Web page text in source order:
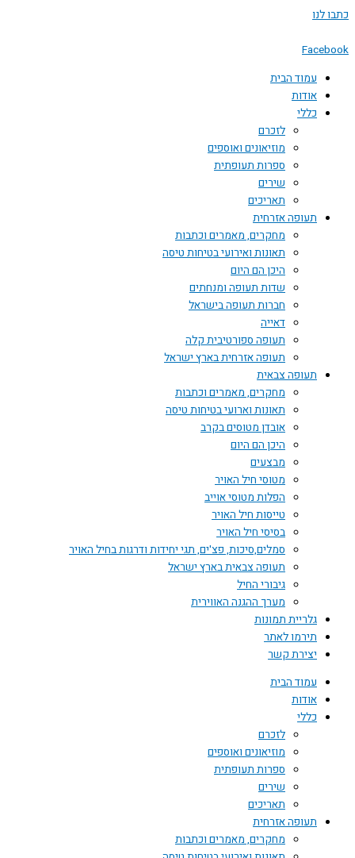
דילוג
כתבו לנו
Facebook
עמוד הבית
אודות
כללי
לזכרם
מוזיאונים ואוספים
ספרות תעופתית
שירים
תאריכים
תעופה אזרחית
מחקרים, מאמרים וכתבות
תאונות ואירועי בטיחות טיסה
היכן הם היום
שדות תעופה ומנחתים
חברות תעופה בישראל
דאייה
תעופה ספורטיבית קלה
תעופה אזרחית בארץ ישראל
תעופה צבאית
מחקרים, מאמרים וכתבות
תאונות וארועי בטיחות טיסה
אובדן מטוסים בקרב
היכן הם היום
מבצעים
מטוסי חיל האויר
הפלות מטוסי אוייב
טייסות חיל האויר
בסיסי חיל האויר
סמלים,סיכות, פצ'ים, תגי יחידות ודרגות בחיל האויר
תעופה צבאית בארץ ישראל
גיבורי החיל
מערך ההגנה האווירית
גלריית תמונות
תירמו לאתר
יצירת קשר
עמוד הבית
אודות
כללי
לזכרם
מוזיאונים ואוספים
ספרות תעופתית
שירים
תאריכים
תעופה אזרחית
מחקרים, מאמרים וכתבות